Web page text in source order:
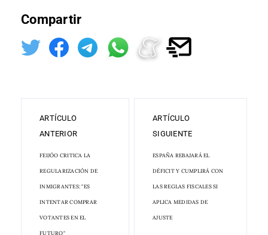
Compartir
ARTÍCULO
ANTERIOR
FEIJÓO CRITICA LA
REGULARIZACIÓN DE
INMIGRANTES: "ES
INTENTAR COMPRAR
VOTANTES EN EL
FUTURO"
ARTÍCULO
SIGUIENTE
ESPAÑA REBAJARÁ EL
DÉFICIT Y CUMPLIRÁ CON
LAS REGLAS FISCALES SI
APLICA MEDIDAS DE
AJUSTE